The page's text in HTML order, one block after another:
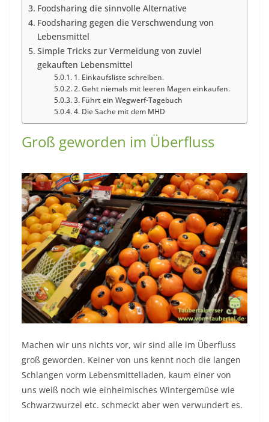
Foodsharing die sinnvolle Alternative
Foodsharing gegen die Verschwendung von
Lebensmittel
Simple Tricks zur Vermeidung von zuviel
gekauften Lebensmittel
1. Einkaufsliste schreiben.
2. Geht niemals mit leeren Magen einkaufen.
3. Führt ein Wegwerf-Tagebuch
4. Die Sache mit dem MHD
Groß geworden im Überfluss
Machen wir uns nichts vor, wir sind alle im Überfluss
groß geworden. Keiner von uns kennt noch die langen
Schlangen vorm Lebensmittelladen, kaum einer von
uns weiß noch wie einheimisches Wintergemüse wie
Schwarzwurzel etc. schmeckt aber wen verwundert es.